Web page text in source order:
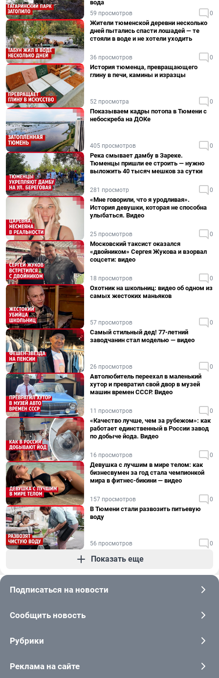
вода
59 просмотров 0
Жители тюменской деревни несколько
дней пытались спасти лошадей — те
стояли в воде и не хотели уходить
36 просмотров 0
История тюменца, превращающего
глину в печи, камины и изразцы
52 просмотра 0
Показываем кадры потопа в Тюмени с
небоскреба на ДОКе
405 просмотров 0
Река смывает дамбу в Зареке.
Тюменцы пришли ее строить — нужно
выложить 40 тысяч мешков за сутки
281 просмотр 0
«Мне говорили, что я уродливая».
История девушки, которая не способна
улыбаться. Видео
25 просмотров 0
Московский таксист оказался
«двойником» Сергея Жукова и взорвал
соцсети: видео
18 просмотров 0
Охотник на школьниц: видео об одном из
самых жестоких маньяков
57 просмотров 0
Самый стильный дед! 77-летний
заводчанин стал моделью — видео
26 просмотров 0
Автолюбитель переехал в маленький
хутор и превратил свой двор в музей
машин времен СССР. Видео
11 просмотров 0
«Качество лучше, чем за рубежом»: как
работает единственный в России завод
по добыче йода. Видео
16 просмотров 0
Девушка с лучшим в мире телом: как
бизнесвумен за год стала чемпионкой
мира в фитнес-бикини — видео
157 просмотров 0
В Тюмени стали развозить питьевую
воду
56 просмотров 0
Показать еще
Подписаться на новости
Сообщить новость
Рубрики
Реклама на сайте